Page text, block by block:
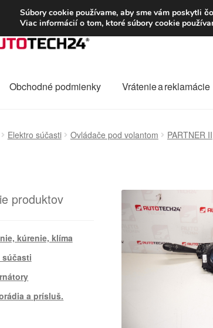
od 6 EUR
Obchodné podmienky Vrátenie a reklamácie
Elektro súčasti Ovládače pod volantom PARTNER II
produktov
kúrenie, klíma
súčasti
a prísluš.
Súbory cookie používame, aby sme vám poskytli
Viac informácií o tom, ktoré súbory cookie